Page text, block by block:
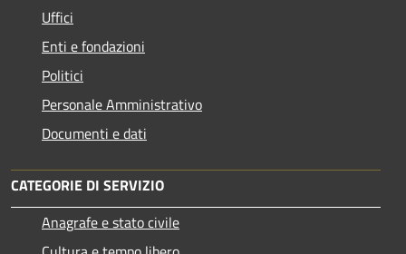
Uffici
Enti e fondazioni
Politici
Personale Amministrativo
Documenti e dati
CATEGORIE DI SERVIZIO
Anagrafe e stato civile